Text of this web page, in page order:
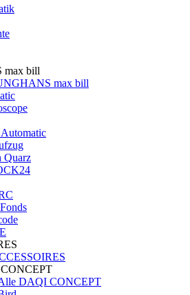
max bill
max bill
Quarz
DAQI CONCEPT